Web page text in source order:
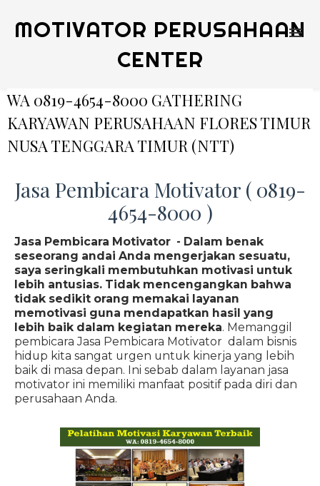
MOTIVATOR PERUSAHAAN
CENTER
WA 0819-4654-8000 GATHERING
KARYAWAN PERUSAHAAN FLORES TIMUR
NUSA TENGGARA TIMUR (NTT)
Jasa Pembicara Motivator ( 0819-
4654-8000 )
Jasa Pembicara Motivator - Dalam benak
seseorang andai Anda mengerjakan sesuatu,
saya seringkali membutuhkan motivasi untuk
lebih antusias. Tidak mencengangkan bahwa
tidak sedikit orang memakai layanan
memotivasi guna mendapatkan hasil yang
lebih baik dalam kegiatan mereka. Memanggil
pembicara Jasa Pembicara Motivator dalam bisnis
hidup kita sangat urgen untuk kinerja yang lebih
baik di masa depan. Ini sebab dalam layanan jasa
motivator ini memiliki manfaat positif pada diri dan
perusahaan Anda.